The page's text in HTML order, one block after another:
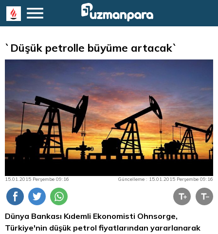
`Düşük petrolle büyüme artacak`
15.01.2015 Perşembe 09:16 Güncelleme : 15.01.2015 Perşembe 09:16
Dünya Bankası Kıdemli Ekonomisti Ohnsorge,
Türkiye'nin düşük petrol fiyatlarından yararlanarak